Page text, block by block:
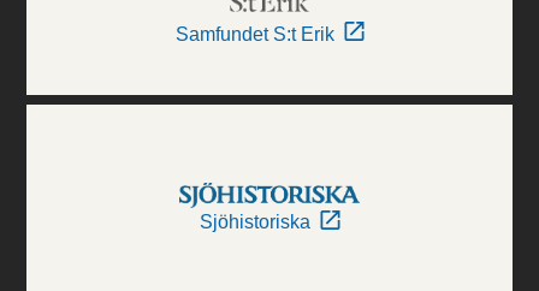
Samfundet S:t Erik
Sjöhistoriska